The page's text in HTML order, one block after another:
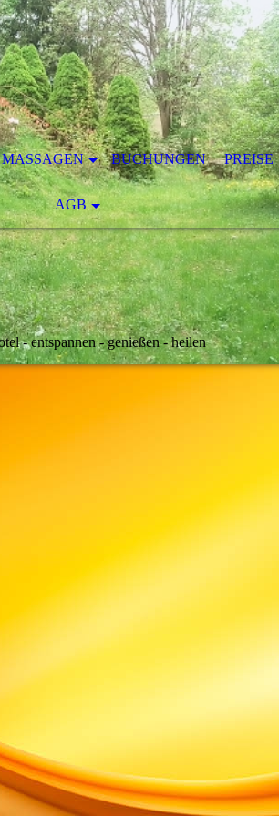
MASSAGEN BUCHUNGEN PREISE
AGB
- entspannen - genießen - heilen